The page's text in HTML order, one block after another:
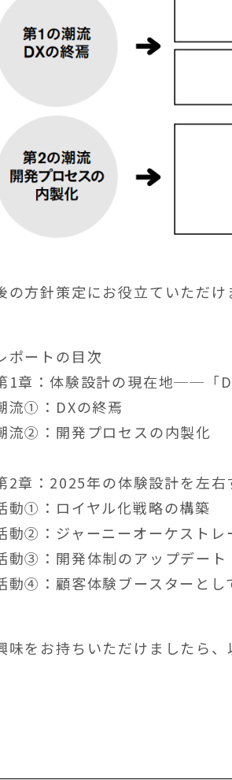
の方針策定にお役立ていただけ
ポートの目次
章：体験設計の現在地──「
流①：DXの終焉
流②：開発プロセスの内製化
章：2025年の体験設計を左右
動①：ロイヤル化戦略の構築
動②：ジャーニーオーケストレ
動③：開発体制のアップデート
動④：顧客体験ブースターとし
味をお持ちいただけましたら